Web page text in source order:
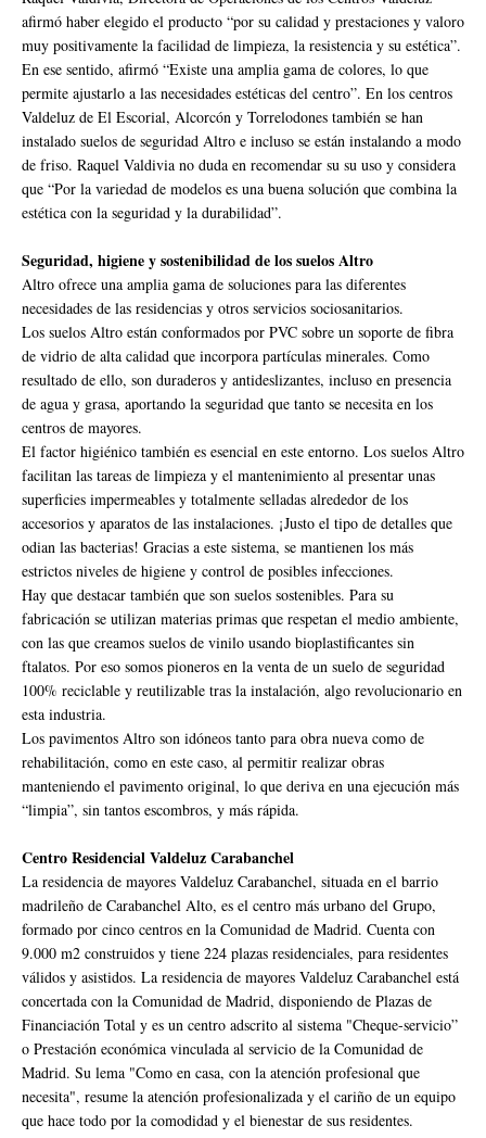
afirmó haber elegido el producto “por su calidad y prestaciones y valoro
muy positivamente la facilidad de limpieza, la resistencia y su estética”.
En ese sentido, afirmó “Existe una amplia gama de colores, lo que
permite ajustarlo a las necesidades estéticas del centro”. En los centros
Valdeluz de El Escorial, Alcorcón y Torrelodones también se han
instalado suelos de seguridad Altro e incluso se están instalando a modo
de friso. Raquel Valdivia no duda en recomendar su su uso y considera
que “Por la variedad de modelos es una buena solución que combina la
estética con la seguridad y la durabilidad”.
Seguridad, higiene y sostenibilidad de los suelos Altro
Altro ofrece una amplia gama de soluciones para las diferentes
necesidades de las residencias y otros servicios sociosanitarios.
Los suelos Altro están conformados por PVC sobre un soporte de fibra
de vidrio de alta calidad que incorpora partículas minerales. Como
resultado de ello, son duraderos y antideslizantes, incluso en presencia
de agua y grasa, aportando la seguridad que tanto se necesita en los
centros de mayores.
El factor higiénico también es esencial en este entorno. Los suelos Altro
facilitan las tareas de limpieza y el mantenimiento al presentar unas
superficies impermeables y totalmente selladas alrededor de los
accesorios y aparatos de las instalaciones. ¡Justo el tipo de detalles que
odian las bacterias! Gracias a este sistema, se mantienen los más
estrictos niveles de higiene y control de posibles infecciones.
Hay que destacar también que son suelos sostenibles. Para su
fabricación se utilizan materias primas que respetan el medio ambiente,
con las que creamos suelos de vinilo usando bioplastificantes sin
ftalatos. Por eso somos pioneros en la venta de un suelo de seguridad
100% reciclable y reutilizable tras la instalación, algo revolucionario en
esta industria.
Los pavimentos Altro son idóneos tanto para obra nueva como de
rehabilitación, como en este caso, al permitir realizar obras
manteniendo el pavimento original, lo que deriva en una ejecución más
“limpia”, sin tantos escombros, y más rápida.
Centro Residencial Valdeluz Carabanchel
La residencia de mayores Valdeluz Carabanchel, situada en el barrio
madrileño de Carabanchel Alto, es el centro más urbano del Grupo,
formado por cinco centros en la Comunidad de Madrid. Cuenta con
9.000 m2 construidos y tiene 224 plazas residenciales, para residentes
válidos y asistidos. La residencia de mayores Valdeluz Carabanchel está
concertada con la Comunidad de Madrid, disponiendo de Plazas de
Financiación Total y es un centro adscrito al sistema "Cheque-servicio”
o Prestación económica vinculada al servicio de la Comunidad de
Madrid. Su lema "Como en casa, con la atención profesional que
necesita", resume la atención profesionalizada y el cariño de un equipo
que hace todo por la comodidad y el bienestar de sus residentes.